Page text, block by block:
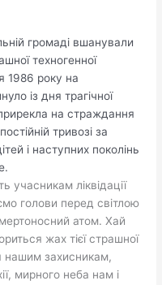
громаді вшанували
техногенної
1986 року на
із дня трагічної
на страждання
тривозі за
і наступних поколінь
учасникам ліквідації
голови перед світлою
атом. Хай
жах тієї страшної
нашим захисникам,
мирного неба нам і